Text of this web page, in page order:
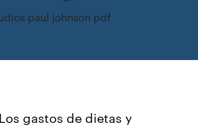
paul johnson pdf
gastos de dietas y